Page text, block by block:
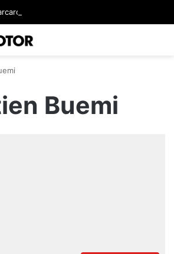
Buemi